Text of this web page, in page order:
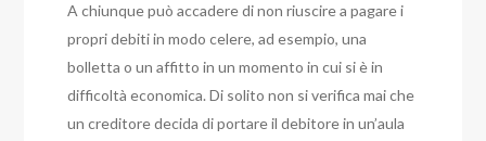
A chiunque può accadere di non riuscire a pagare i
propri debiti in modo celere, ad esempio, una
bolletta o un affitto in un momento in cui si è in
difficoltà economica. Di solito non si verifica mai che
un creditore decida di portare il debitore in un’aula